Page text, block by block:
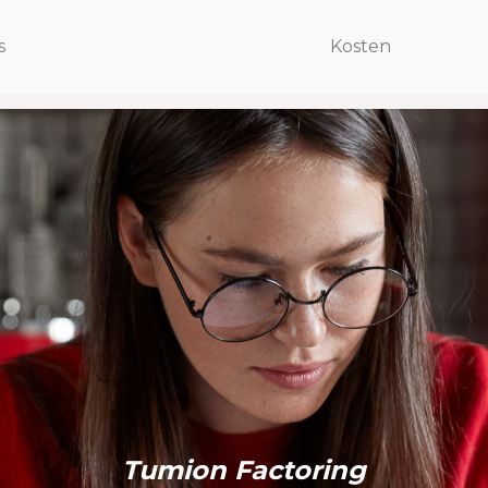
Kosten
Kosten
Tumion Factoring